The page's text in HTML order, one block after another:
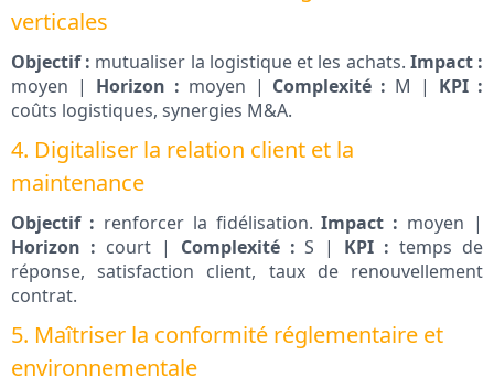
verticales
Objectif : mutualiser la logistique et les achats. Impact :
moyen | Horizon : moyen | Complexité : M | KPI :
coûts logistiques, synergies M&A.
4. Digitaliser la relation client et la
maintenance
Objectif : renforcer la fidélisation.Impact : moyen |
Horizon : court | Complexité : S | KPI : temps de
réponse, satisfaction client, taux de renouvellement
contrat.
5. Maîtriser la conformité réglementaire et
environnementale